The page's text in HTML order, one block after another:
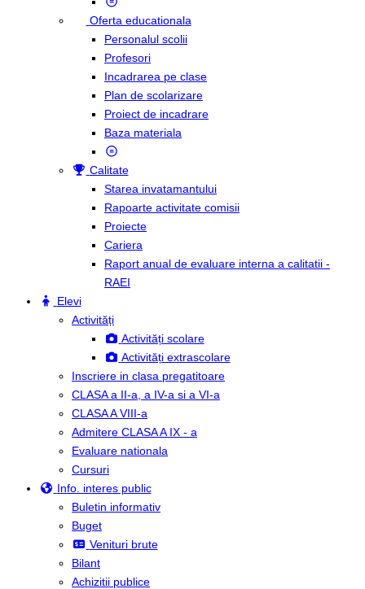
Oferta educationala
Personalul scolii
Profesori
Incadrarea pe clase
Plan de scolarizare
Proiect de incadrare
Baza materiala
Calitate
Starea invatamantului
Rapoarte activitate comisii
Proiecte
Cariera
Raport anual de evaluare interna a calitatii -
RAEI
Elevi
Activități
Activități scolare
Activități extrascolare
Inscriere in clasa pregatitoare
CLASA a II-a, a IV-a si a VI-a
CLASA A VIII-a
Admitere CLASA A IX - a
Evaluare nationala
Cursuri
Info. interes public
Buletin informativ
Buget
Venituri brute
Bilant
Achizitii publice